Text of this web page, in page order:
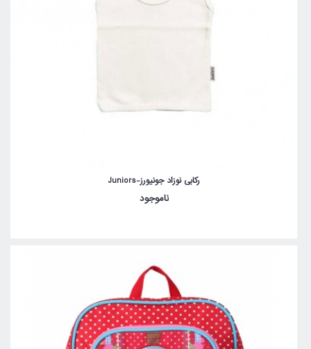
رکابی نوزاد جونیورز-Juniors
ناموجود